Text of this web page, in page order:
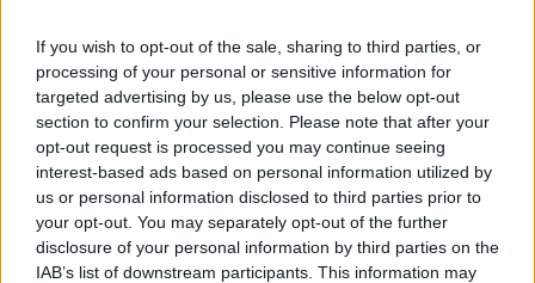
If you wish to opt-out of the sale, sharing to third parties, or
processing of your personal or sensitive information for
targeted advertising by us, please use the below opt-out
section to confirm your selection. Please note that after your
opt-out request is processed you may continue seeing
interest-based ads based on personal information utilized by
us or personal information disclosed to third parties prior to
your opt-out. You may separately opt-out of the further
disclosure of your personal information by third parties on the
IAB’s list of downstream participants. This information may
Késői burgonya
Kristálycukor